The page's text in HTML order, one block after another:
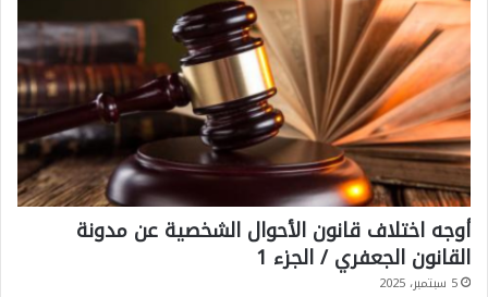
أوجه اختلاف قانون الأحوال الشخصية عن مدونة
القانون الجعفري / الجزء 1
5 سبتمبر، 2025